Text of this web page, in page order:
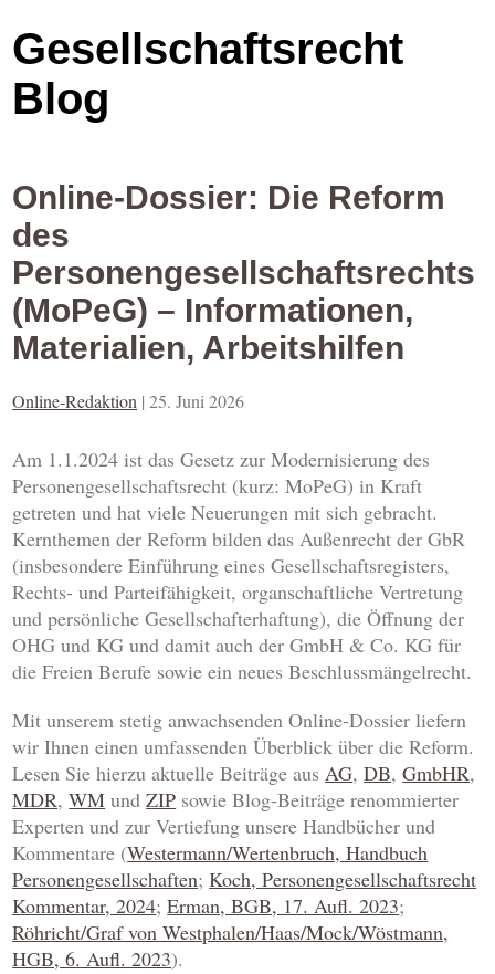
Gesellschaftsrecht
Blog
Online-Dossier: Die Reform
des
Personengesellschaftsrechts
(MoPeG) – Informationen,
Materialien, Arbeitshilfen
Online-Redaktion |25. Juni 2026
Am 1.1.2024 ist das Gesetz zur Modernisierung des
Personengesellschaftsrecht (kurz: MoPeG) in Kraft
getreten und hat viele Neuerungen mit sich gebracht.
Kernthemen der Reform bilden das Außenrecht der GbR
(insbesondere Einführung eines Gesellschaftsregisters,
Rechts- und Parteifähigkeit, organschaftliche Vertretung
und persönliche Gesellschafterhaftung), die Öffnung der
OHG und KG und damit auch der GmbH & Co. KG für
die Freien Berufe sowie ein neues Beschlussmängelrecht.
Mit unserem stetig anwachsenden Online-Dossier liefern
wir Ihnen einen umfassenden Überblick über die Reform.
Lesen Sie hierzu aktuelle Beiträge ausAG,DB,GmbHR,
MDR,WM undZIP sowie Blog-Beiträge renommierter
Experten und zur Vertiefung unsere Handbücher und
Kommentare (Westermann/Wertenbruch, Handbuch
Personengesellschaften;Koch, Personengesellschaftsrecht
Kommentar, 2024;Erman, BGB, 17. Aufl. 2023;
Röhricht/Graf von Westphalen/Haas/Mock/Wöstmann,
HGB, 6. Aufl. 2023).